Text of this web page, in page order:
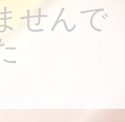
せんで